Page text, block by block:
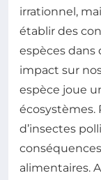
irrationnel,
établir des
espèces dans
impact sur
espèce joue
écosystèmes.
d’insectes
alimentaires.